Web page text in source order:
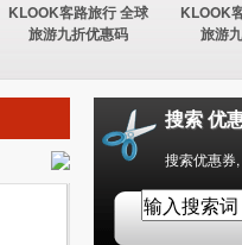
KLOOK客路旅行 全球
旅游九折优惠码
KLOOK
旅游
搜索 优
搜索优惠券